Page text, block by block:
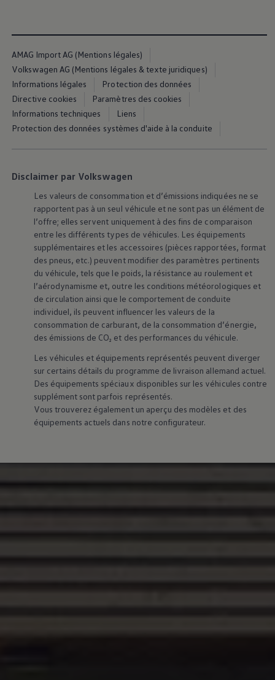
Blog Volkswagen
AMAG Import AG (Mentions légales)
Volkswagen AG (Mentions légales & texte juridiques)
Informations légales
Protection des données
Directive cookies
Paramètres des cookies
Informations techniques
Liens
Protection des données systèmes d'aide à la conduite
Disclaimer par Volkswagen
Les valeurs de consommation et d’émissions indiquées ne se
rapportent pas à un seul véhicule et ne sont pas un élément de
l’offre; elles servent uniquement à des fins de comparaison
entre les différents types de véhicules. Les équipements
supplémentaires et les accessoires (pièces rapportées, format
des pneus, etc.) peuvent modifier des paramètres pertinents
du véhicule, tels que le poids, la résistance au roulement et
l’aérodynamisme et, outre les conditions météorologiques et
de circulation ainsi que le comportement de conduite
individuel, ils peuvent influencer les valeurs de la
consommation de carburant, de la consommation d’énergie,
des émissions de CO₂ et des performances du véhicule.
Les véhicules et équipements représentés peuvent diverger
sur certains détails du programme de livraison allemand actuel.
Des équipements spéciaux disponibles sur les véhicules contre
supplément sont parfois représentés.
Vous trouverez également un aperçu des modèles et des
équipements actuels dans notre configurateur.